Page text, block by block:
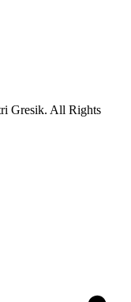
Gresik. All Rights